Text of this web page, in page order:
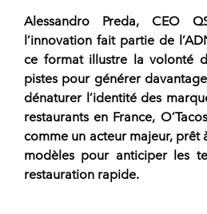
Alessandro Preda, CEO
l’innovation fait partie de
ce format illustre la volonté
pistes pour générer
dénaturer l’identité des
restaurants en France, O’Tacos
comme un acteur majeur, prêt
modèles pour anticiper les
restauration rapide.